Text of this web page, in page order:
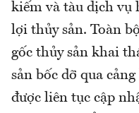
kiếm và tàu dịch vụ
lợi thủy sản. Toàn
gốc thủy sản khai
sản bốc dỡ qua
được liên tục cập